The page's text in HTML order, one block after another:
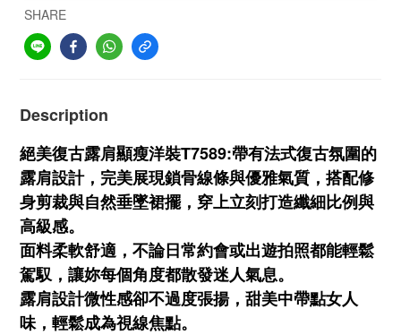
SHARE
Description
絕美復古露肩顯瘦洋裝T7589:帶有法式復古氛圍的
露肩設計，完美展現鎖骨線條與優雅氣質，搭配修
身剪裁與自然垂墜裙擺，穿上立刻打造纖細比例與
高級感。
面料柔軟舒適，不論日常約會或出遊拍照都能輕鬆
駕馭，讓妳每個角度都散發迷人氣息。
露肩設計微性感卻不過度張揚，甜美中帶點女人
味，輕鬆成為視線焦點。